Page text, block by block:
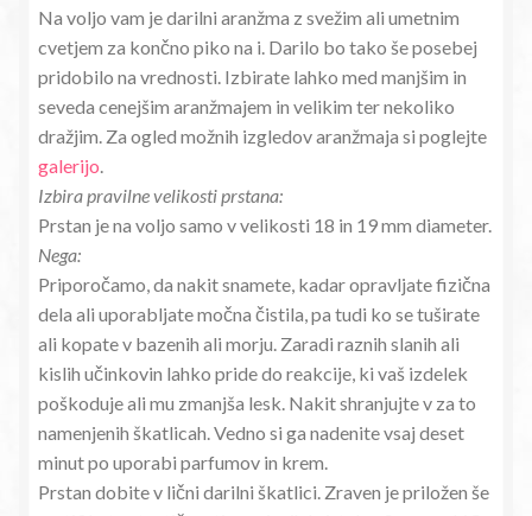
Na voljo vam je darilni aranžma z svežim ali umetnim
cvetjem za končno piko na i. Darilo bo tako še posebej
pridobilo na vrednosti. Izbirate lahko med manjšim in
seveda cenejšim aranžmajem in velikim ter nekoliko
dražjim. Za ogled možnih izgledov aranžmaja si poglejte
galerijo
Izbira pravilne velikosti prstana:
Prstan je na voljo samo v velikosti 18 in 19 mm diameter.
Nega:
Priporočamo, da nakit snamete, kadar opravljate fizična
dela ali uporabljate močna čistila, pa tudi ko se tuširate
ali kopate v bazenih ali morju. Zaradi raznih slanih ali
kislih učinkovin lahko pride do reakcije, ki vaš izdelek
poškoduje ali mu zmanjša lesk. Nakit shranjujte v za to
namenjenih škatlicah. Vedno si ga nadenite vsaj deset
minut po uporabi parfumov in krem.
Prstan dobite v lični darilni škatlici. Zraven je priložen še